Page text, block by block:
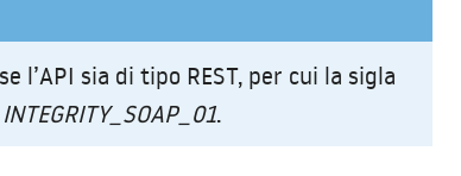
l’API sia di tipo REST, per cui la sigla
INTEGRITY_SOAP_01.